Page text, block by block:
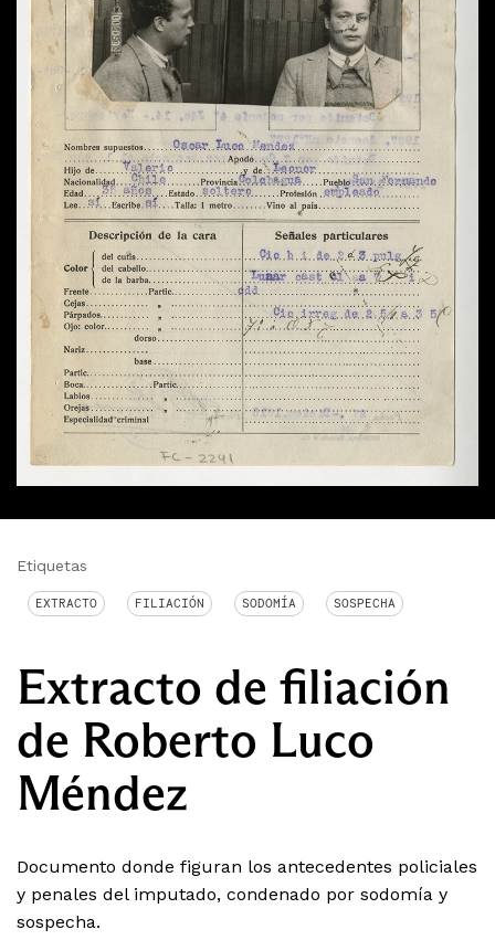
Etiquetas
EXTRACTO FILIACIÓN SODOMÍA SOSPECHA
Extracto de filiación
de Roberto Luco
Méndez
Documento donde figuran los antecedentes policiales
y penales del imputado, condenado por sodomía y
sospecha.